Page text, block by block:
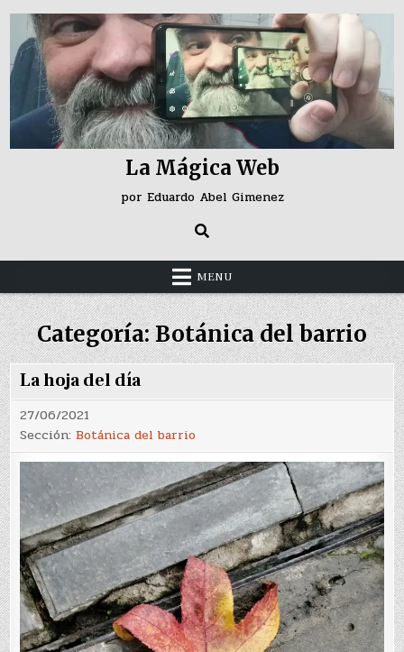
Skip
content
La Mágica Web
por Eduardo Abel Gimenez
MENU
Categoría:Botánica del barrio
La hoja del día
27/06/2021
Sección:Botánica del barrio